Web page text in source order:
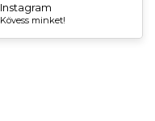
Instagram
Kövess minket!